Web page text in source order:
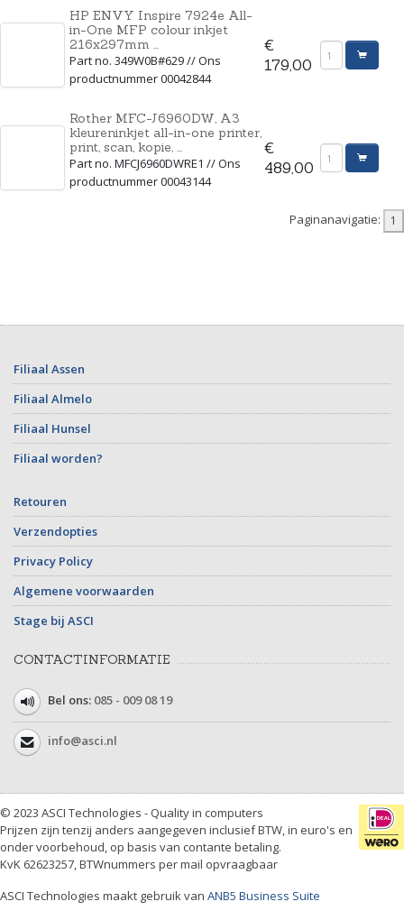
HP ENVY Inspire 7924e All-
in-One MFP colour inkjet
216x297mm ...
Part no. 349W0B#629 // Ons
productnummer 00042844
€
179,00
Rother MFC-J6960DW, A3
kleureninkjet all-in-one printer,
print, scan, kopie, ...
Part no. MFCJ6960DWRE1 // Ons
productnummer 00043144
€
489,00
Paginanavigatie:
Filiaal Assen
Filiaal Almelo
Filiaal Hunsel
Filiaal worden?
Retouren
Verzendopties
Privacy Policy
Algemene voorwaarden
Stage bij ASCI
CONTACTINFORMATIE
Bel ons: 085 - 009 08 19
info@asci.nl
© 2023 ASCI Technologies - Quality in computers
Prijzen zijn tenzij anders aangegeven inclusief BTW, in euro's en
onder voorbehoud, op basis van contante betaling.
KvK 62623257, BTWnummers per mail opvraagbaar
ASCI Technologies maakt gebruik van ANB5 Business Suite